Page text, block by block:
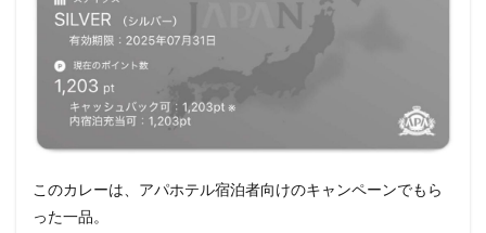
このカレーは、アパホテル宿泊者向けのキャンペーンでもら
った一品。